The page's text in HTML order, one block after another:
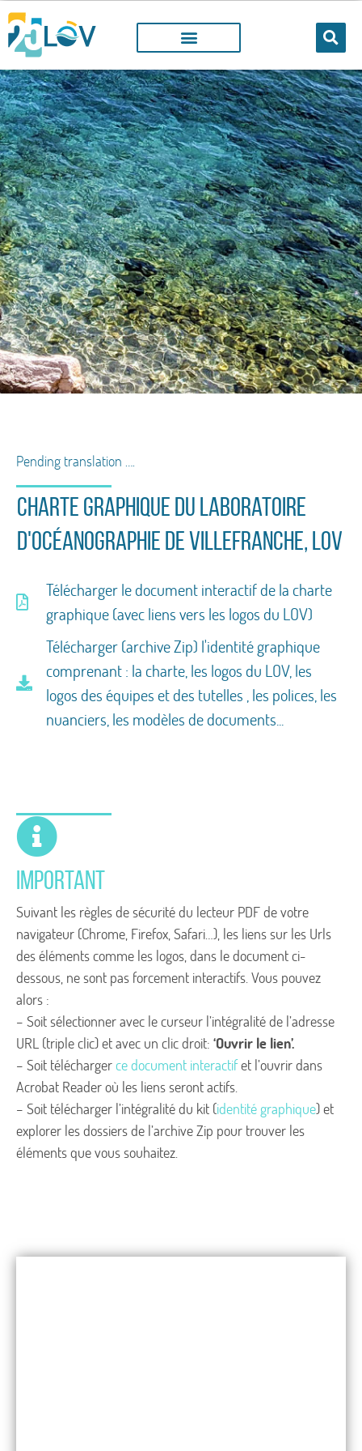
Logos, Colors, Fonts, Document
Templates
Pending translation ….
CHARTE GRAPHIQUE DU Laboratoire
d'Océanographie de Villefranche, LOV
Télécharger le document interactif de la charte
graphique (avec liens vers les logos du LOV)
Télécharger (archive Zip) l'identité graphique
comprenant : la charte, les logos du LOV, les
logos des équipes et des tutelles , les polices, les
nuanciers, les modèles de documents...
IMPORTANT
Suivant les règles de sécurité du lecteur PDF de votre
navigateur (Chrome, Firefox, Safari…), les liens sur les Urls
des éléments comme les logos, dans le document ci-
dessous, ne sont pas forcement interactifs. Vous pouvez
alors :
– Soit sélectionner avec le curseur l’intégralité de l’adresse
URL (triple clic) et avec un clic droit: ‘Ouvrir le lien’.
– Soit téléchargerce document interactifet l’ouvrir dans
Acrobat Reader où les liens seront actifs.
– Soit télécharger l’intégralité du kit (identité graphique) et
explorer les dossiers de l’archive Zip pour trouver les
éléments que vous souhaitez.